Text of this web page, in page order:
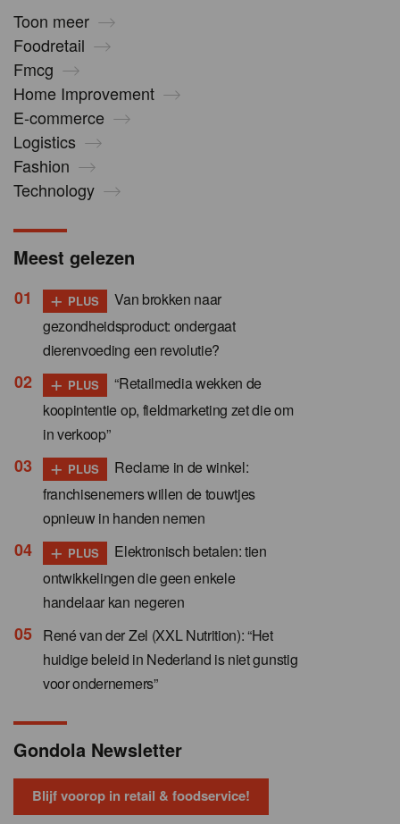
Toon meer
Foodretail
Fmcg
Home Improvement
E-commerce
Logistics
Fashion
Technology
Meest gelezen
+ PLUS
Van brokken naar
gezondheidsproduct: ondergaat
dierenvoeding een revolutie?
+ PLUS
“Retailmedia wekken de
koopintentie op, fieldmarketing zet die om
in verkoop”
+ PLUS
Reclame in de winkel:
franchisenemers willen de touwtjes
opnieuw in handen nemen
+ PLUS
Elektronisch betalen: tien
ontwikkelingen die geen enkele
handelaar kan negeren
René van der Zel (XXL Nutrition): “Het
huidige beleid in Nederland is niet gunstig
voor ondernemers”
Gondola Newsletter
Blijf voorop in retail & foodservice!